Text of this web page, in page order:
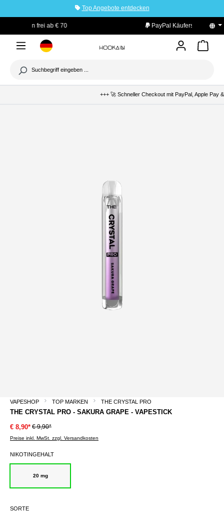
Top Angebote entdecken
+++ 🚀 Schneller Checkout mit PayPal, Apple Pay
VAPESHOP TOP MARKEN THE CRYSTAL PRO
THE CRYSTAL PRO - SAKURA GRAPE - VAPESTICK
€ 8,90* € 9,90*
Preise inkl. MwSt. zzgl. Versandkosten
NIKOTINGEHALT
20 mg
SORTE